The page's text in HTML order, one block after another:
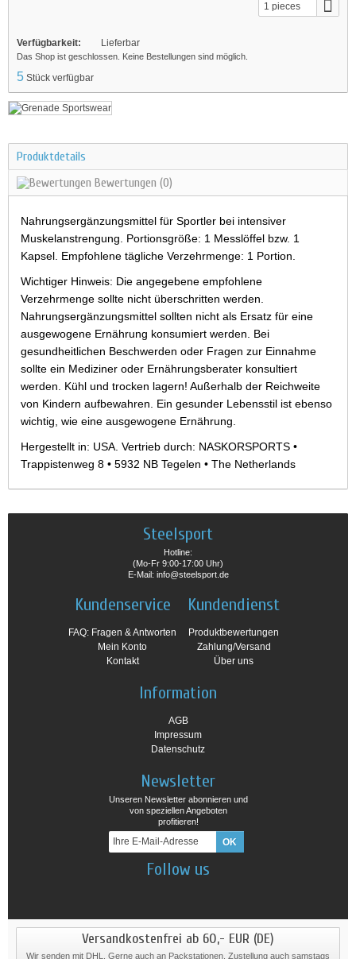
1 pieces
Verfügbarkeit: Lieferbar
Das Shop ist geschlossen. Keine Bestellungen sind möglich.
5 Stück verfügbar
Produktdetails
Bewertungen (0)
Nahrungsergänzungsmittel für Sportler bei intensiver
Muskelanstrengung. Portionsgröße: 1 Messlöffel bzw. 1
Kapsel. Empfohlene tägliche Verzehrmenge: 1 Portion.
Wichtiger Hinweis: Die angegebene empfohlene
Verzehrmenge sollte nicht überschritten werden.
Nahrungsergänzungsmittel sollten nicht als Ersatz für eine
ausgewogene Ernährung konsumiert werden. Bei
gesundheitlichen Beschwerden oder Fragen zur Einnahme
sollte ein Mediziner oder Ernährungsberater konsultiert
werden. Kühl und trocken lagern! Außerhalb der Reichweite
von Kindern aufbewahren. Ein gesunder Lebensstil ist ebenso
wichtig, wie eine ausgewogene Ernährung.
Hergestellt in: USA. Vertrieb durch: NASKORSPORTS •
Trappistenweg 8 • 5932 NB Tegelen • The Netherlands
Steelsport
Hotline:
(Mo-Fr 9:00-17:00 Uhr)
E-Mail: info@steelsport.de
Kundenservice
FAQ: Fragen & Antworten
Mein Konto
Kontakt
Kundendienst
Produktbewertungen
Zahlung/Versand
Über uns
Information
AGB
Impressum
Datenschutz
Newsletter
Unseren Newsletter abonnieren und
von speziellen Angeboten
profitieren!
Follow us
Versandkostenfrei ab 60,- EUR (DE)
Wir senden mit DHL. Gerne auch an Packstationen. Zustellung auch samstags